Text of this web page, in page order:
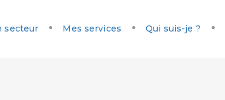
secteur Mes services Qui suis-je ?